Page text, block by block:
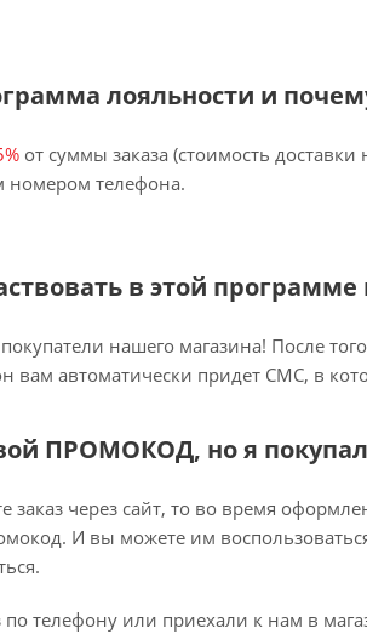
лояльности и
от суммы заказа (стоимость
номером телефона.
в этой программе
нашего магазина! После
вам автоматически придет СМС, в
ПРОМОКОД, но я
заказ через сайт, то во время
И вы можете им
по телефону или приехали к нам в